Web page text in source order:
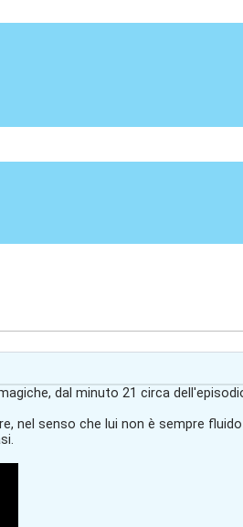
dal minuto 21 circa
nel senso che lui non è sempre fluido